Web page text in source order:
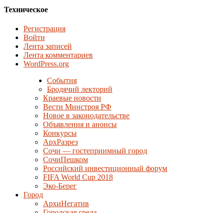
Техническое
Регистрация
Войти
Лента записей
Лента комментариев
WordPress.org
События
Бродячий лекторий
Краевые новости
Вести Минстроя РФ
Новое в законодательстве
Объявления и анонсы
Конкурсы
АрхРазрез
Сочи — гостеприимный город
СочиПешком
Российский инвестиционный форум
FIFA World Cup 2018
Эко-Берег
Город
АрхиНегатив